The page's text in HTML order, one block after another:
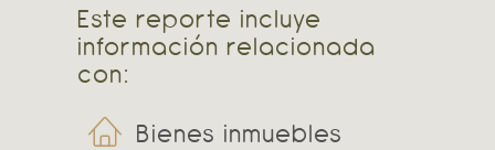
Este reporte incluye
información relacionada
con:
Bienes inmuebles